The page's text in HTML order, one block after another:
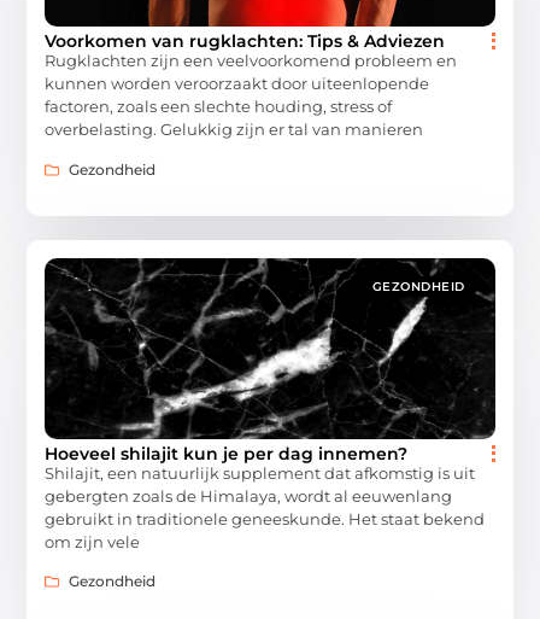
Voorkomen van rugklachten: Tips & Adviezen
Rugklachten zijn een veelvoorkomend probleem en
kunnen worden veroorzaakt door uiteenlopende
factoren, zoals een slechte houding, stress of
overbelasting. Gelukkig zijn er tal van manieren
Gezondheid
GEZONDHEID
Hoeveel shilajit kun je per dag innemen?
Shilajit, een natuurlijk supplement dat afkomstig is uit
gebergten zoals de Himalaya, wordt al eeuwenlang
gebruikt in traditionele geneeskunde. Het staat bekend
om zijn vele
Gezondheid